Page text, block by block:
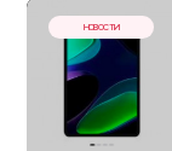
НОВОСТИ